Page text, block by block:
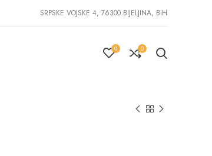
SRPSKE VOJSKE 4, 76300 BIJELJINA, BiH
0 0